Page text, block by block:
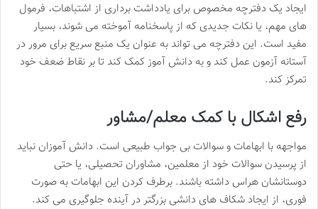
ایجاد یک دفترچه مخصوص برای یادداشت برداری از اشتباهات، فرمول
های مهم، یا نکات جدیدی که از پاسخنامه آموخته می شوند، بسیار
مفید است. این دفترچه می تواند به عنوان یک منبع سریع برای مرور در
آستانه آزمون عمل کند و به دانش آموز کمک کند تا بر نقاط ضعف خود
تمرکز کند.
رفع اشکال با کمک معلم/مشاور
مواجهه با ابهامات و سوالات بی جواب طبیعی است. دانش آموزان نباید
از پرسیدن سوالات خود از معلمین، مشاوران تحصیلی، یا حتی
دوستانشان هراس داشته باشند. برطرف کردن این ابهامات به صورت
فوری، از ایجاد شکاف های دانشی بزرگتر در آینده جلوگیری می کند.